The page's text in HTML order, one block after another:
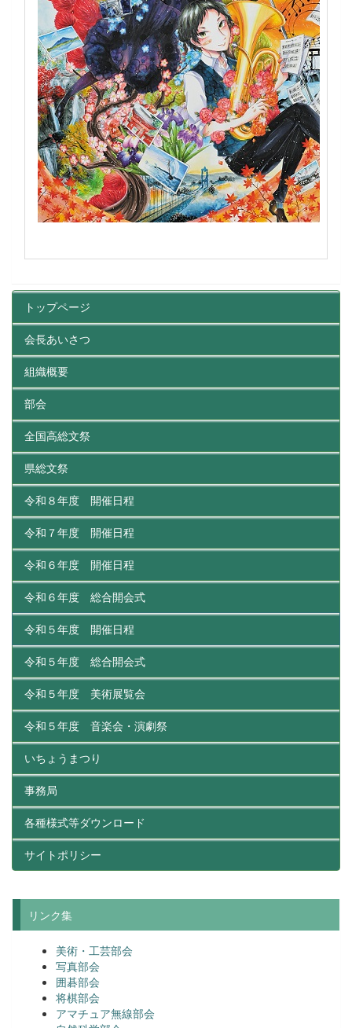
トップページ
会長あいさつ
組織概要
部会
全国高総文祭
県総文祭
令和８年度 開催日程
令和７年度 開催日程
令和６年度 開催日程
令和６年度 総合開会式
令和５年度 開催日程
令和５年度 総合開会式
令和５年度 美術展覧会
令和５年度 音楽会・演劇祭
いちょうまつり
事務局
各種様式等ダウンロード
サイトポリシー
リンク集
美術・工芸部会
写真部会
囲碁部会
将棋部会
アマチュア無線部会